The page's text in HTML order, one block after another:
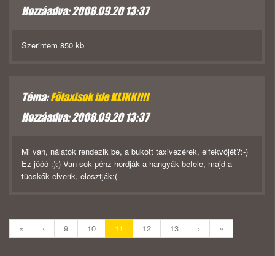
Hozzáadva: 2008.09.20 13:37
Szerintem 850 kb
Téma:Főtaxisok ide KLIKK!!!!
Hozzáadva: 2008.09.20 13:37
Mi van, nálatok rendezik be, a bukott taxivezérek, elfekvőjét?:-)
Ez jóóó :):) Van sok pénz hordják a hangyák befele, majd a
tücskők elverik, elosztják:(
« ‹ 9 10 11 12 13 › »